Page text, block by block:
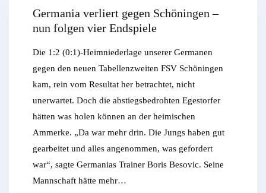
Germania verliert gegen Schöningen –
nun folgen vier Endspiele
Die 1:2 (0:1)-Heimniederlage unserer Germanen
gegen den neuen Tabellenzweiten FSV Schöningen
kam, rein vom Resultat her betrachtet, nicht
unerwartet. Doch die abstiegsbedrohten Egestorfer
hätten was holen können an der heimischen
Ammerke. „Da war mehr drin. Die Jungs haben gut
gearbeitet und alles angenommen, was gefordert
war“, sagte Germanias Trainer Boris Besovic. Seine
Mannschaft hätte mehr…